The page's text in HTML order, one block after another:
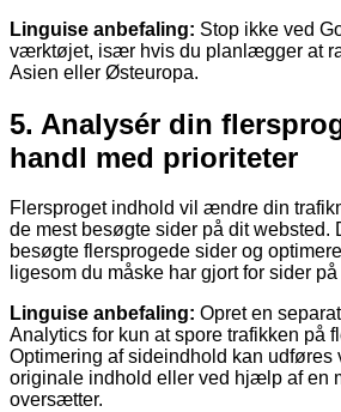
Linguise anbefaling: Stop ikke ved
værktøjet, især hvis du planlægger at
Asien eller Østeuropa.
5. Analysér din
handl med prioriteter
Flersproget indhold vil ændre din
de mest besøgte sider på dit websted.
besøgte flersprogede sider og
ligesom du måske har gjort for sider
Linguise anbefaling: Opret en
Analytics for kun at spore trafikken på
Optimering af sideindhold kan
originale indhold eller ved hjælp af en
oversætter.